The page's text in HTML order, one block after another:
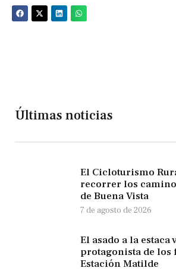
Últimas noticias
El Cicloturismo
recorrer los
de Buena Vista
7 de agosto de 2026
El asado a la estaca
protagonista de los
Estación Matilde